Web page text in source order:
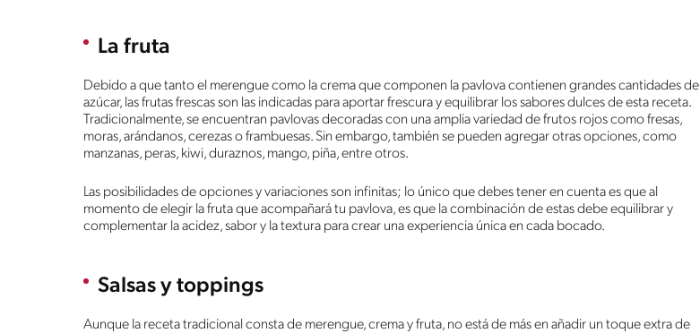
La fruta
Debido a que tanto el merengue como la crema que componen la pavlova contienen grandes cantidades de
azúcar, las frutas frescas son las indicadas para aportar frescura y equilibrar los sabores dulces de esta receta.
Tradicionalmente, se encuentran pavlovas decoradas con una amplia variedad de frutos rojos como fresas,
moras, arándanos, cerezas o frambuesas. Sin embargo, también se pueden agregar otras opciones, como
manzanas, peras, kiwi, duraznos, mango, piña, entre otros.
Las posibilidades de opciones y variaciones son infinitas; lo único que debes tener en cuenta es que al
momento de elegir la fruta que acompañará tu pavlova, es que la combinación de estas debe equilibrar y
complementar la acidez, sabor y la textura para crear una experiencia única en cada bocado.
Salsas y toppings
Aunque la receta tradicional consta de merengue, crema y fruta, no está de más en añadir un toque extra de